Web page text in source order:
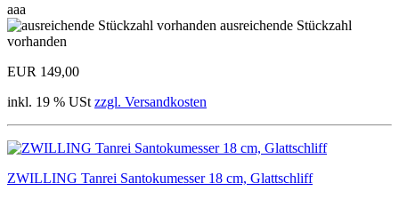
aaa
ausreichende Stückzahl
vorhanden
EUR 149,00
inkl. 19 % USt zzgl. Versandkosten
ZWILLING Tanrei Santokumesser 18 cm, Glattschliff